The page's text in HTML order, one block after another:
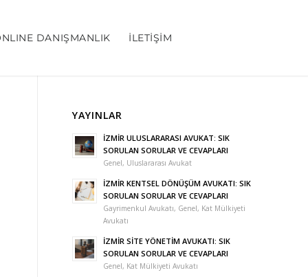
DANIŞMANLIK İLETIŞIM
YAYINLAR
İZMİR ULUSLARARASI AVUKAT: SIK
SORULAN SORULAR VE CEVAPLARI
Genel, Uluslararası Avukat
İZMİR KENTSEL DÖNÜŞÜM AVUKATI: SIK
SORULAN SORULAR VE CEVAPLARI
Gayrimenkul Avukatı, Genel, Kat Mülkiyeti
Avukatı
İZMİR SİTE YÖNETİM AVUKATI: SIK
SORULAN SORULAR VE CEVAPLARI
Genel, Kat Mülkiyeti Avukatı